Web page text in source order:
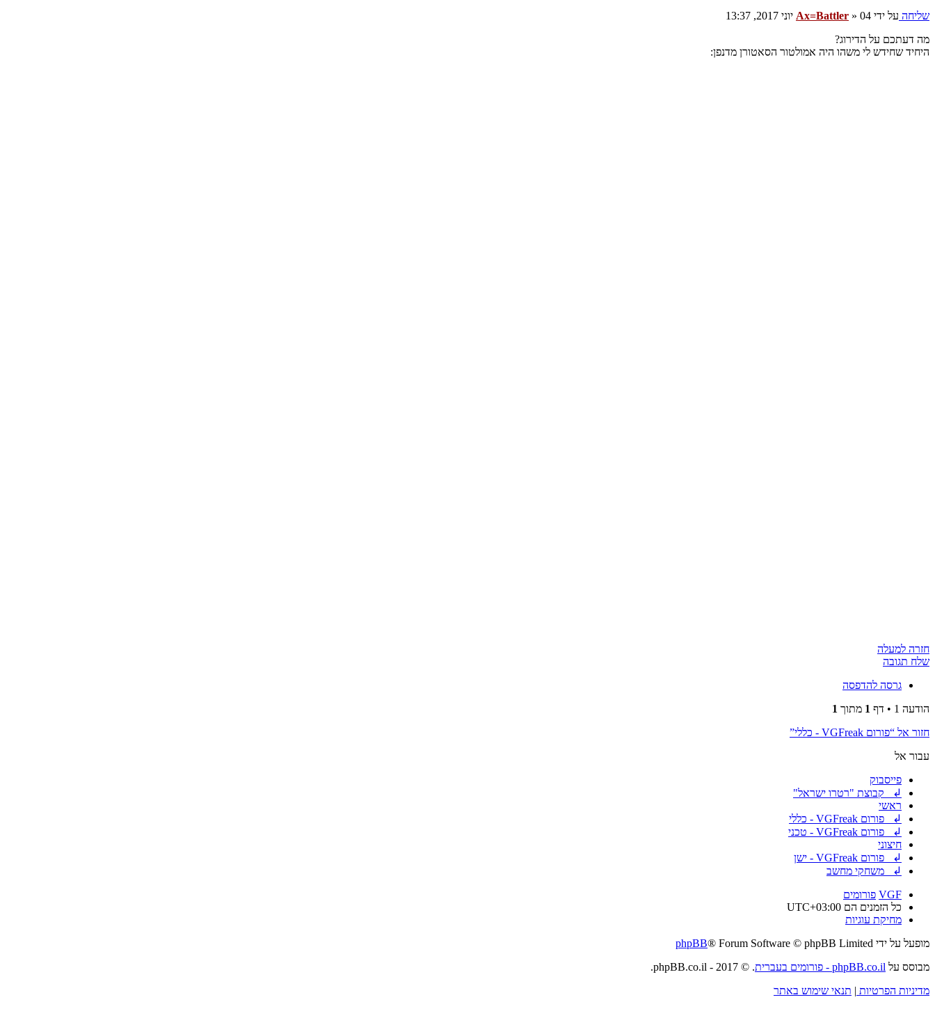
שליחה על ידי Ax=Battler » 04 יוני 2017, 13:37
מה דעתכם על הדירוג?
היחיד שחידש לי משהו היה אמולטור הסאטורן מדנפן:
חזרה למעלה
שלח תגובה
גרסה להדפסה
הודעה 1 • דף
1 מתוך 1
חזור אל “פורום VGFreak - כללי”
עבור אל
פייסבוק
↲ קבוצת "רטרו ישראל"
ראשי
↲ פורום VGFreak - כללי
↲ פורום VGFreak - טכני
חיצוני
↲ פורום VGFreak - ישן
↲ משחקי מחשב
VGF פורומים
כל הזמנים הם UTC+03:00
מחיקת עוגיות
מופעל על ידי
phpBB® Forum Software © phpBB Limited
מבוסס על phpBB.co.il - פורומים בעברית
. © 2017 - phpBB.co.il.
מדיניות הפרטיות | תנאי שימוש באתר